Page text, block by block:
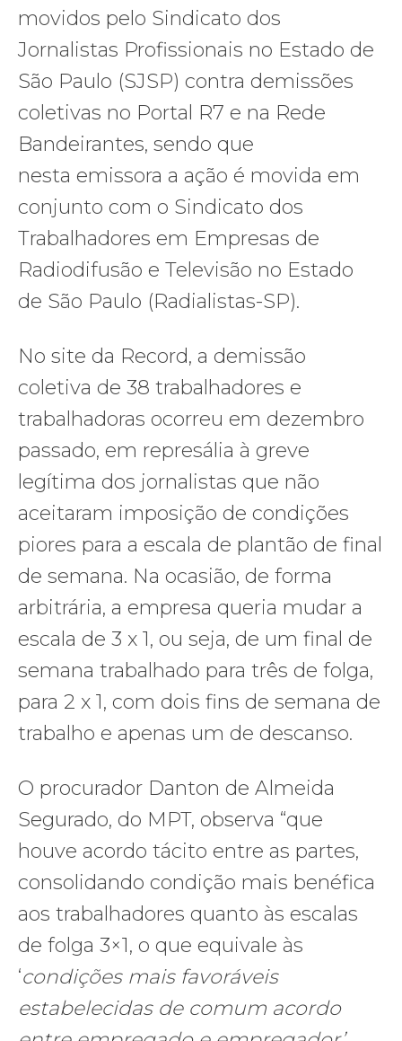
movidos pelo Sindicato dos
Jornalistas Profissionais no Estado de
São Paulo (SJSP) contra demissões
coletivas no Portal R7 e na Rede
Bandeirantes, sendo que
nesta emissora a ação é movida em
conjunto com o Sindicato dos
Trabalhadores em Empresas de
Radiodifusão e Televisão no Estado
de São Paulo (Radialistas-SP).
No site da Record, a demissão
coletiva de 38 trabalhadores e
trabalhadoras ocorreu em dezembro
passado, em represália à greve
legítima dos jornalistas que não
aceitaram imposição de condições
piores para a escala de plantão de final
de semana. Na ocasião, de forma
arbitrária, a empresa queria mudar a
escala de 3 x 1, ou seja, de um final de
semana trabalhado para três de folga,
para 2 x 1, com dois fins de semana de
trabalho e apenas um de descanso.
O procurador Danton de Almeida
Segurado, do MPT, observa “que
houve acordo tácito entre as partes,
consolidando condição mais benéfica
aos trabalhadores quanto às escalas
de folga 3×1, o que equivale às
‘condições mais favoráveis
estabelecidas de comum acordo